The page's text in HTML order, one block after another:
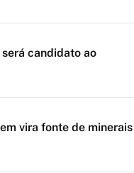
candidato ao
vira fonte de minerais